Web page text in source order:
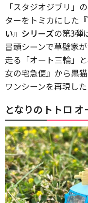
「スタジオジブリ」
ターをトミカにした
い』シリーズの第3弾
冒頭シーンで草壁家
走る「オート三輪」
女の宅急便』から黒
ワンシーンを再現した
となりのトトロ オ